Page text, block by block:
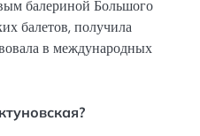
балериной Большого
балетов, получила
в международных